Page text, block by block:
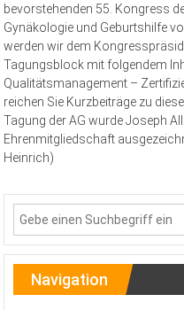
bevorstehenden 55. Kongress
Gynäkologie und Geburtshilfe
werden wir dem
Tagungsblock mit folgendem
Qualitätsmanagement –
reichen Sie Kurzbeiträge zu
Tagung der AG wurde Joseph
Ehrenmitgliedschaft
Heinrich)
Navigation